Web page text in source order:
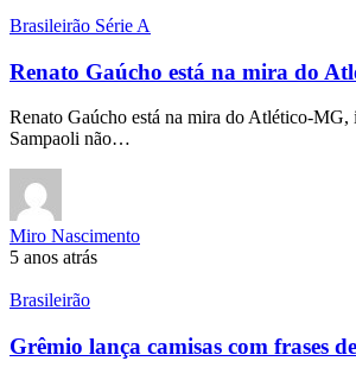
Brasileirão Série A
Renato Gaúcho está na mira do
Renato Gaúcho está na mira do Atlético-MG,
Sampaoli não…
Miro Nascimento
5 anos atrás
Brasileirão
Grêmio lança camisas com frases